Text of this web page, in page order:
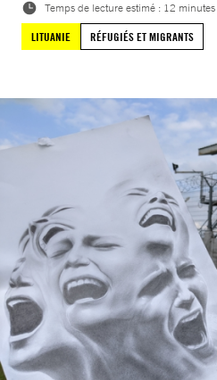
Temps de lecture estimé : 12 minutes
LITUANIE
RÉFUGIÉS ET MIGRANTS